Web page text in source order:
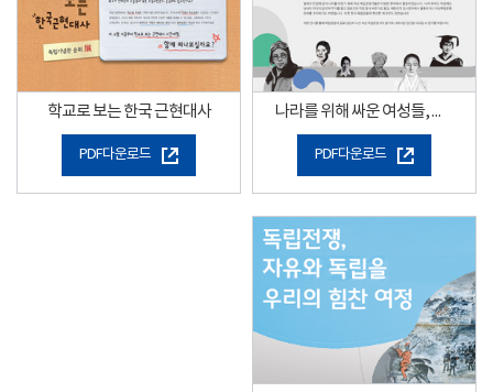
학교로 보는 한국 근현대사
PDF다운로드
나라를 위해 싸운 여성들, 길을 만든 여성들
PDF다운로드